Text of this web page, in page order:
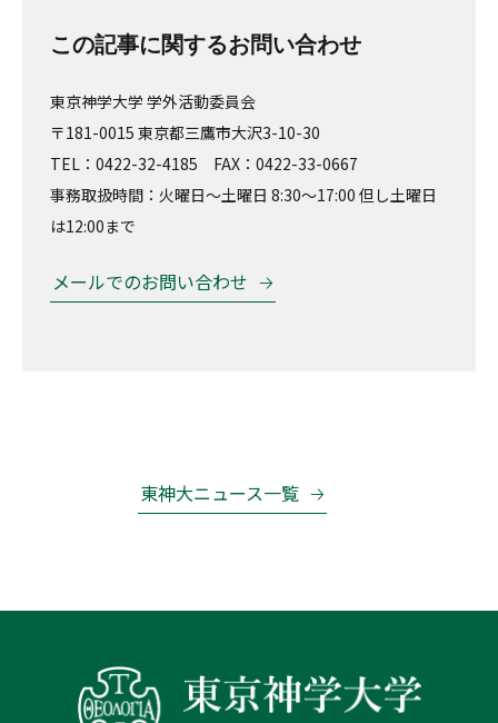
この記事に関するお問い合わせ
東京神学大学 学外活動委員会
〒181-0015 東京都三鷹市大沢3-10-30
TEL：0422-32-4185 FAX：0422-33-0667
事務取扱時間：火曜日～土曜日 8:30～17:00 但し土曜日
は12:00まで
メールでのお問い合わせ
東神大ニュース一覧